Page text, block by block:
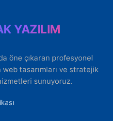
YAZILIM
öne çıkaran profesyonel
web tasarımları ve stratejik
sunuyoruz.